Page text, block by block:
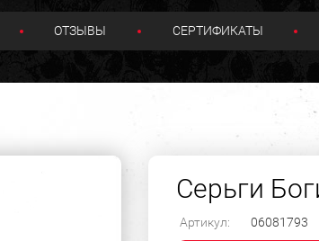
ОТЗЫВЫ СЕРТИФИКАТЫ
Серьги
Артикул: 06081793